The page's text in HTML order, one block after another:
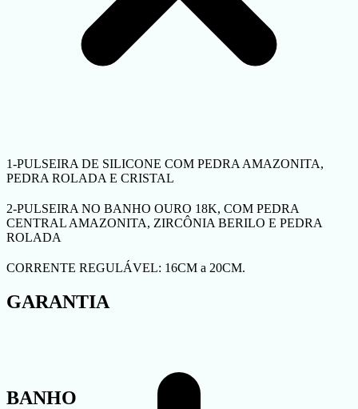
1-PULSEIRA DE SILICONE COM PEDRA AMAZONITA,
PEDRA ROLADA E CRISTAL
2-PULSEIRA NO BANHO OURO 18K, COM PEDRA
CENTRAL AMAZONITA, ZIRCÔNIA BERILO E PEDRA
ROLADA
CORRENTE REGULÁVEL: 16CM a 20CM.
GARANTIA
BANHO